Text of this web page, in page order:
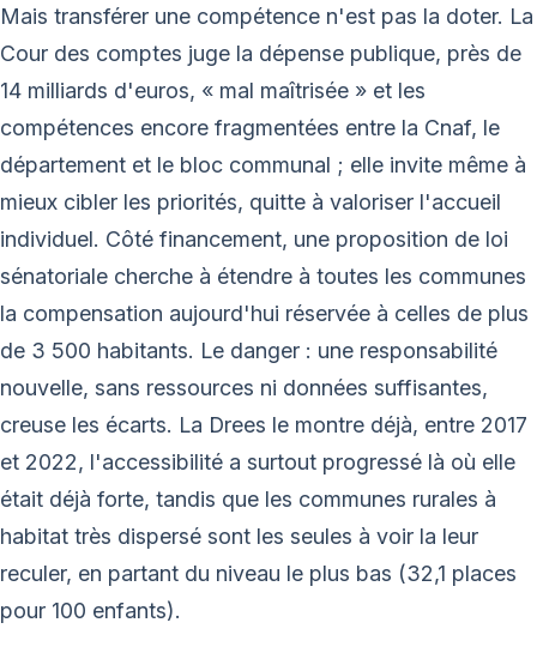
Mais transférer une compétence n'est pas la doter. La
Cour des comptes juge la dépense publique, près de
14 milliards d'euros, « mal maîtrisée » et les
compétences encore fragmentées entre la Cnaf, le
département et le bloc communal ; elle invite même à
mieux cibler les priorités, quitte à valoriser l'accueil
individuel. Côté financement, une proposition de loi
sénatoriale cherche à étendre à toutes les communes
la compensation aujourd'hui réservée à celles de plus
de 3 500 habitants. Le danger : une responsabilité
nouvelle, sans ressources ni données suffisantes,
creuse les écarts. La Drees le montre déjà, entre 2017
et 2022, l'accessibilité a surtout progressé là où elle
était déjà forte, tandis que les communes rurales à
habitat très dispersé sont les seules à voir la leur
reculer, en partant du niveau le plus bas (32,1 places
pour 100 enfants).